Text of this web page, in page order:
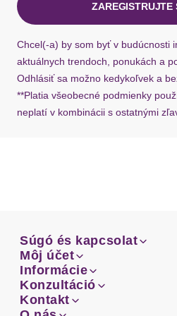
Bundabschlussdetails
Beinabschluss
Details
Taschen
ZAREGISTRUJTE
Chcel(-a) by som byť v budúcnosti
aktuálnych trendoch, ponukách a
Odhlásiť sa možno kedykoľvek a
**Platia všeobecné podmienky
neplatí v kombinácii s ostatnými
Súgó és kapcsolat
Email
Facebook
Súgó és kapcsolat
Email
Facebook
Môj účet
Prehľad objednávok
Môj účet
Prehľad objednávok
Informácie
Doprava
Informácie
Doprava
Konzultáció
Sprievodca-veľkosťami
Konzultáció
Kontakt
Kontakt